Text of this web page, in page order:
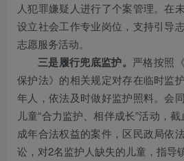
人犯罪嫌疑人进行了个案管理。在
设立社会工作专业岗位，支持引导
志愿服务活动。
三是履行兜底监护。 严格按照
保护法》的相关规定对存在临时监
年人，依法及时做好监护照料。会
儿童“合力监护、相伴成长”活动，
成年合法权益的案件，区民政局依
讼，对2名监护人缺失的儿童，指导